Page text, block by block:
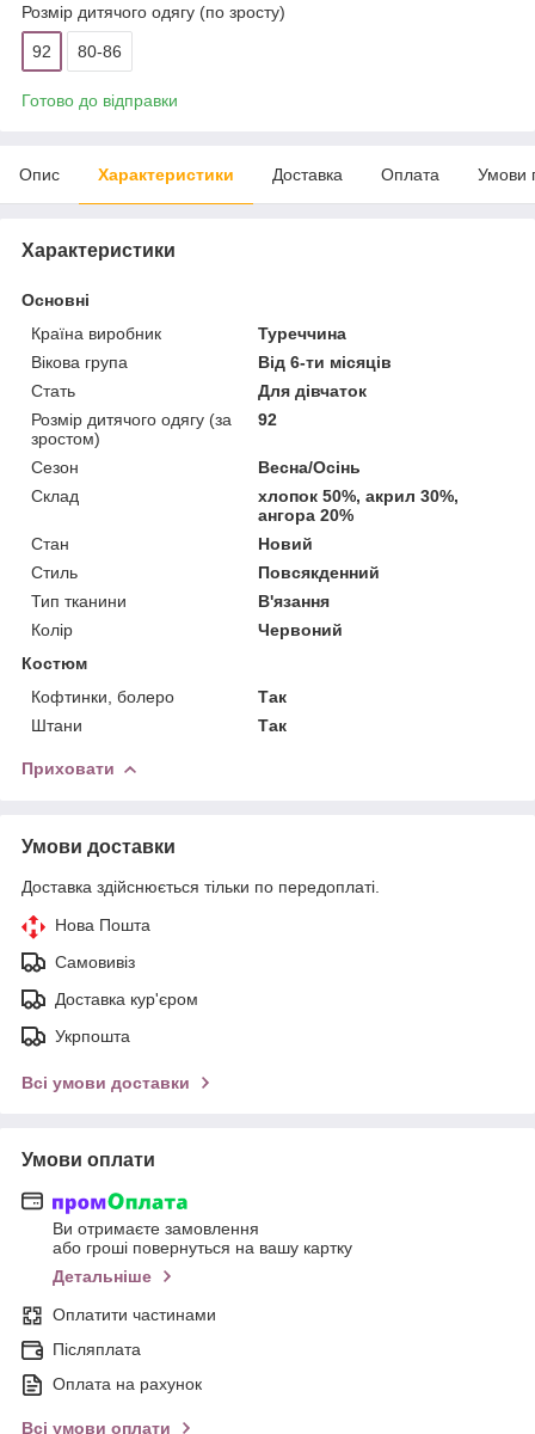
Розмір дитячого одягу (по зросту)
92 80-86
Готово до відправки
Опис Характеристики Доставка Оплата Умови
Характеристики
Основні
Країна виробник
Туреччина
Вікова група
Від 6-ти місяців
Стать
Для дівчаток
Розмір дитячого одягу (за
зростом)
92
Сезон
Весна/Осінь
Склад
хлопок 50%, акрил 30%,
ангора 20%
Стан
Новий
Стиль
Повсякденний
Тип тканини
В'язання
Колір
Червоний
Костюм
Кофтинки, болеро
Так
Штани
Так
Приховати
Умови доставки
Доставка здійснюється тільки по передоплаті.
Нова Пошта
Самовивіз
Доставка кур'єром
Укрпошта
Всі умови доставки
Умови оплати
Ви отримаєте замовлення
або гроші повернуться на вашу картку
Детальніше
Оплатити частинами
Післяплата
Оплата на рахунок
Всі умови оплати